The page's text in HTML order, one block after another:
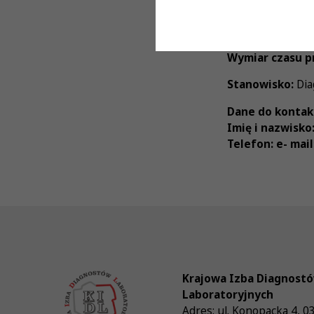
Wymiar czasu
Stanowisko:
Dane do
Imię i nazwisko:
Telefon: e-
Krajowa Izba
Laboratoryjnych
Adres: ul. Konopacka 4,